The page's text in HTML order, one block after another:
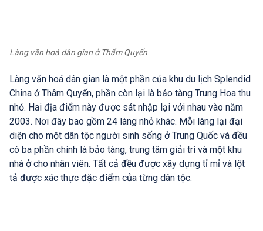
Làng văn hoá dân gian ở Thẩm Quyến
Làng văn hoá dân gian là một phần của khu du lịch Splendid
China ở Thâm Quyến, phần còn lại là bảo tàng Trung Hoa thu
nhỏ. Hai địa điểm này được sát nhập lại với nhau vào năm
2003. Nơi đây bao gồm 24 làng nhỏ khác. Mỗi làng lại đại
diện cho một dân tộc người sinh sống ở Trung Quốc và đều
có ba phần chính là bảo tàng, trung tâm giải trí và một khu
nhà ở cho nhân viên. Tất cả đều được xây dựng tỉ mỉ và lột
tả được xác thực đặc điểm của từng dân tộc.